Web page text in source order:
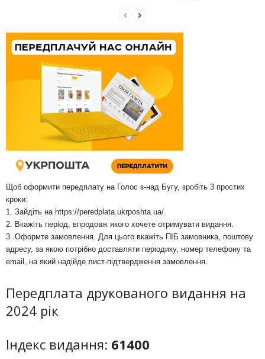
Щоб оформити передплату на Голос з-над Бугу, зробіть 3 простих
кроки:
1. Зайдіть на https://peredplata.ukrposhta.ua/
2. Вкажіть період, впродовж якого хочете отримувати видання.
3. Оформте замовлення. Для цього вкажіть ПІБ замовника, поштову
адресу, за якою потрібно доставляти періодику, номер телефону та
email, на який надійде лист-підтвердження замовлення.
Передплата друкованого видання на
2024 рік
Індекс видання: 61400